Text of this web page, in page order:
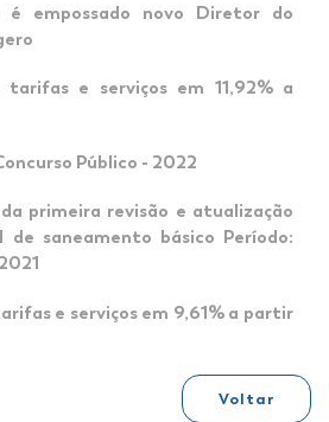
é empossado novo Diretor do
tarifas e serviços em 11,92% a
Público - 2022
primeira revisão e atualização
de saneamento básico Período:
e serviços em 9,61% a partir
Voltar